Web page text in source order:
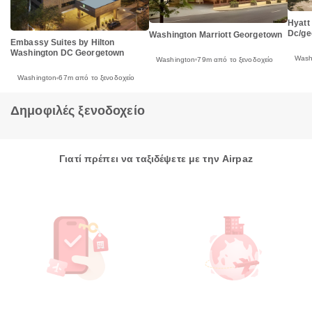
Embassy Suites by Hilton
Washington DC Georgetown
Washington 67m από το ξενοδοχείο
Washington Marriott Georgetown
Washington 79m από το ξενοδοχείο
Hyatt
Dc/
Δημοφιλές ξενοδοχείο
Γιατί πρέπει να ταξιδέψετε με την Airpaz